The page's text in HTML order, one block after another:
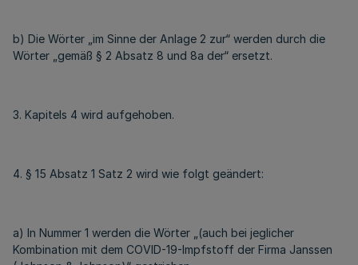
b) Die Wörter „im Sinne der Anlage 2 zur“ werden durch die
Wörter „gemäß § 2 Absatz 8 und 8a der“ ersetzt.
3. Kapitels 4 wird aufgehoben.
4. § 15 Absatz 1 Satz 2 wird wie folgt geändert:
a) In Nummer 1 werden die Wörter „(auch bei jeglicher
Kombination mit dem COVID-19-Impfstoff der Firma Janssen